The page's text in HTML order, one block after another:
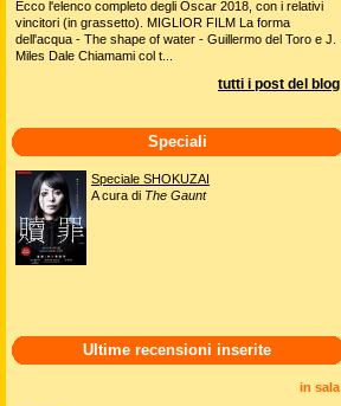
Ecco l'elenco completo degli Oscar 2018, con i relativi
vincitori (in grassetto). MIGLIOR FILM La forma
dell'acqua - The shape of water - Guillermo del Toro e J.
Miles Dale Chiamami col t...
tutti i post del blog
Speciali
Speciale SHOKUZAI
A cura di The Gaunt
Ultime recensioni inserite
in sala